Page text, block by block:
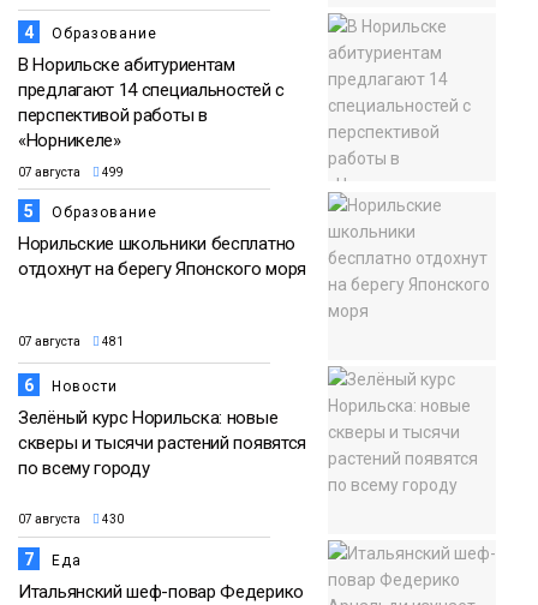
4 Образование
В Норильске абитуриентам
предлагают 14 специальностей с
перспективой работы в
«Норникеле»
07 августа 499
5 Образование
Норильские школьники бесплатно
отдохнут на берегу Японского моря
07 августа 481
6 Новости
Зелёный курс Норильска: новые
скверы и тысячи растений появятся
по всему городу
07 августа 430
7 Еда
Итальянский шеф-повар Федерико